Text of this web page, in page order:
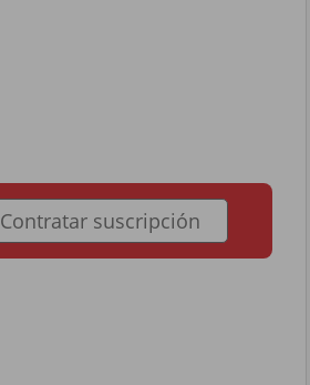
Contratar suscripción